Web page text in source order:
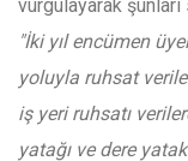
vurgulayarak
"İki yıl encümen
yoluyla ruhsat
iş yeri ruhsatı
yatağı ve dere